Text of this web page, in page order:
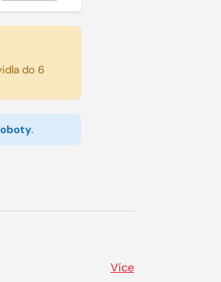
do 6
.
Více